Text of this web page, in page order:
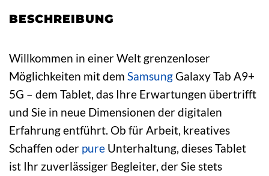
BESCHREIBUNG
Willkommen in einer Welt grenzenloser
Möglichkeiten mit dem SamsungGalaxy Tab A9+
5G – dem Tablet, das Ihre Erwartungen übertrifft
und Sie in neue Dimensionen der digitalen
Erfahrung entführt. Ob für Arbeit, kreatives
Schaffen oder pure Unterhaltung, dieses Tablet
ist Ihr zuverlässiger Begleiter, der Sie stets